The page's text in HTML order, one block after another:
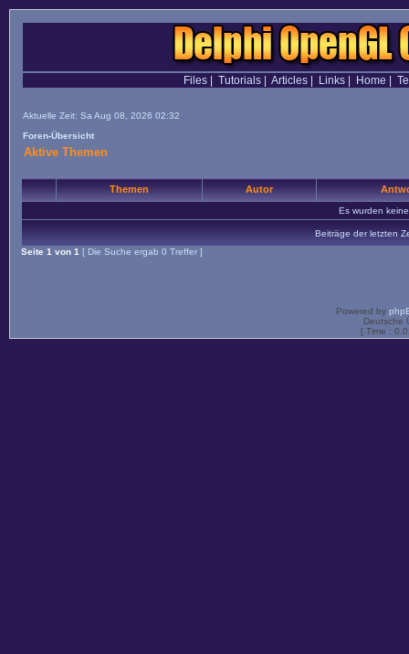
Files| Tutorials| Articles| Links| Home
Aktuelle Zeit: Sa Aug 08, 2026 02:32
Foren-Übersicht
Aktive Themen
Themen Autor
Es wurden
Beiträge der letzten
Seite 1 von 1 [ Die Suche ergab 0 Treffer ]
Powered by
Deutsche
[ Time :